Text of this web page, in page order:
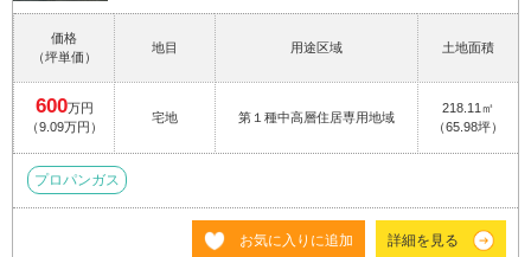
価格
（坪単価）
地目 用途区域 土地面積
600万円
（9.09万円）
宅地 第１種中高層住居専用地域
218.11㎡
（65.98坪）
プロパンガス
お気に入りに追加 詳細を見る